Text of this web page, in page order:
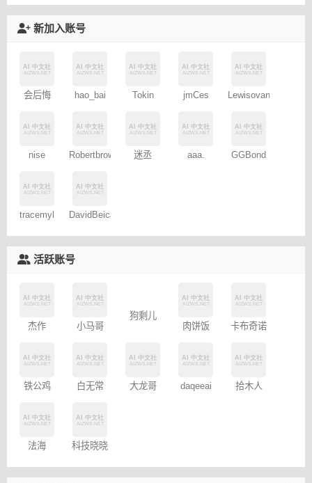
新加入账号
会后悔 hao_bai Tokin jmCes Lewisovant
nise Robertbrows 迷丞 aaa. GGBond
tracemyl DavidBeica
活跃账号
杰作 小马哥
狗剩儿
肉饼饭
卡布奇诺
铁公鸡
大龙哥
daqeeai 拾木人
法海 科技晓晓